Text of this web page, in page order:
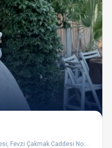
Caddesi No:xx, Osmangazi / Bursa